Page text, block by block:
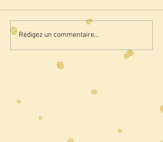
Rédigez un commentaire...